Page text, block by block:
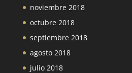
noviembre 2018
octubre 2018
septiembre 2018
agosto 2018
julio 2018